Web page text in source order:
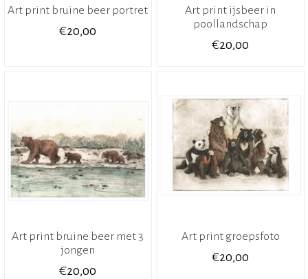
Art print bruine beer portret
€20,00
Art print ijsbeer in
poollandschap
€20,00
Art print bruine beer met 3
jongen
€20,00
Art print groepsfoto
€20,00